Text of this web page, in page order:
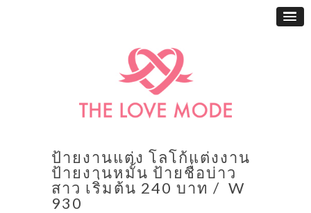
ป้ายงานแต่ง โลโก้แต่งงาน
ป้ายงานหมั้น ป้ายชื่อบ่าว
สาว เริ่มต้น 240 บาท / W
930